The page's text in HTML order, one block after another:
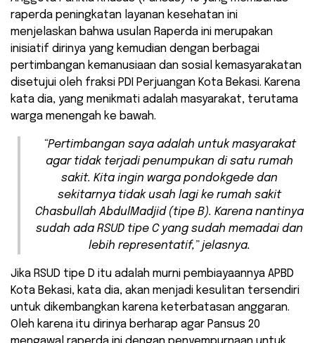
raperda peningkatan layanan kesehatan ini
menjelaskan bahwa usulan Raperda ini merupakan
inisiatif dirinya yang kemudian dengan berbagai
pertimbangan kemanusiaan dan sosial kemasyarakatan
disetujui oleh fraksi PDI Perjuangan Kota Bekasi. Karena
kata dia, yang menikmati adalah masyarakat, terutama
warga menengah ke bawah.
“Pertimbangan saya adalah untuk masyarakat
agar tidak terjadi penumpukan di satu rumah
sakit. Kita ingin warga pondokgede dan
sekitarnya tidak usah lagi ke rumah sakit
Chasbullah AbdulMadjid (tipe B). Karena nantinya
sudah ada RSUD tipe C yang sudah memadai dan
lebih representatif,” jelasnya.
Jika RSUD tipe D itu adalah murni pembiayaannya APBD
Kota Bekasi, kata dia, akan menjadi kesulitan tersendiri
untuk dikembangkan karena keterbatasan anggaran.
Oleh karena itu dirinya berharap agar Pansus 20